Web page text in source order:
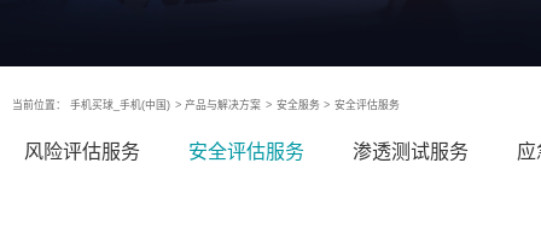
当前位置： 手机买球_手机(中国) > 产品与解决方案 > 安全服务 > 安全评估服务
风险评估服务 安全评估服务 渗透测试服务 应